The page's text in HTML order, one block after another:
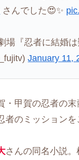
さんでした😍✨
場『忍者に結婚
January 11,
・甲賀の忍者の
者のミッション
さんの同名小説